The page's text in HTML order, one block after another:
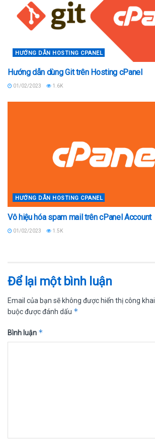
HƯỚNG DẪN HOSTING CPANEL
Hướng dẫn dùng Git trên Hosting cPanel
01/02/2023 1.6K
HƯỚNG DẪN HOSTING CPANEL
Vô hiệu hóa spam mail trên cPanel Account
01/02/2023 1.5K
Để lại một bình luận
Email của bạn sẽ không được hiển thị công khai.
buộc được đánh dấu *
Bình luận *